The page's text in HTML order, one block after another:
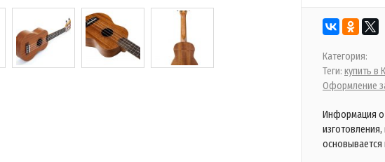
Категория:
Теги: купить в
Оформление
Информация о
основывается